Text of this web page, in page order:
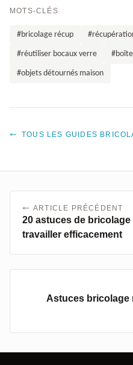
MOTS-CLÉS
#bricolage récup
#réutiliser bocaux verre
#objets détournés maison
TOUS LES GUIDES
ARTICLE PRÉCÉDENT
20 astuces de
travailler efficacement
Astuces bricolage